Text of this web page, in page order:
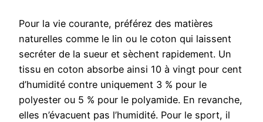
Pour la vie courante, préférez des matières
naturelles comme le lin ou le coton qui laissent
secréter de la sueur et sèchent rapidement. Un
tissu en coton absorbe ainsi 10 à vingt pour cent
d’humidité contre uniquement 3 % pour le
polyester ou 5 % pour le polyamide. En revanche,
elles n’évacuent pas l’humidité. Pour le sport, il